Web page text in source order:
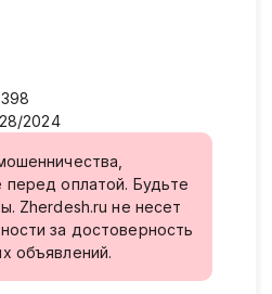
398
2024
перед оплатой. Будьте
Zherdesh.ru не несет
за достоверность
объявлений.